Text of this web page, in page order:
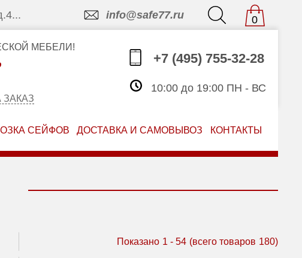
info@safe77.ru 0
МЕБЕЛИ!
+7 (495) 755-32-28
10:00 до 19:00 ПН - ВС
СЕЙФОВ ДОСТАВКА И САМОВЫВОЗ КОНТАКТЫ
Показано 1 - 54 (всего товаров 180)